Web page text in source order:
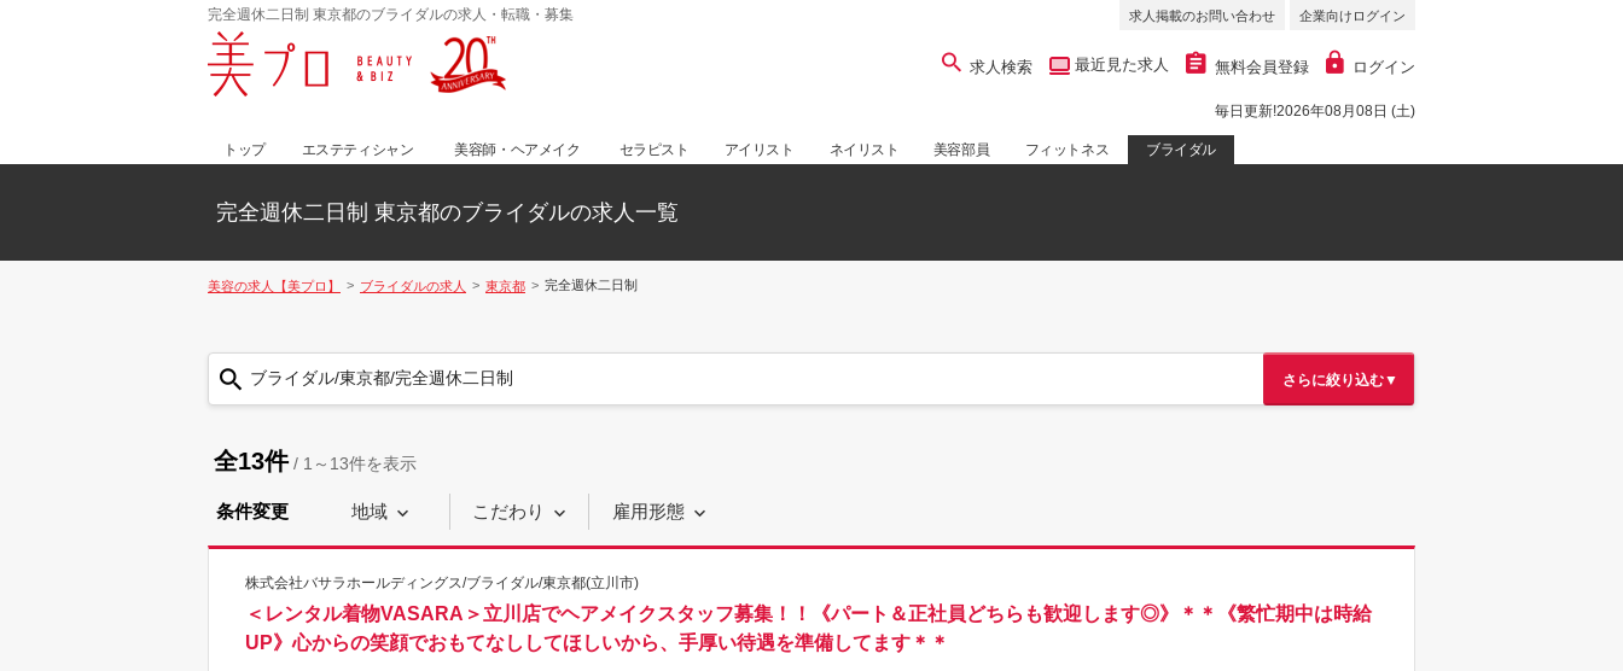
完全週休二日制 東京都のブライダルの求人・転職・募集 求人掲載のお問い合わせ 企業向けログイン
求人検索 最近見た求人 無料会員登録 ログイン
毎日更新!2026年08月08日 (土)
トップ エステティシャン 美容師・ヘアメイク セラピスト アイリスト ネイリスト 美容部員 フィットネス ブライダル
完全週休二日制 東京都のブライダルの求人一覧
美容の求人【美プロ】 ブライダルの求人 東京都 完全週休二日制
ブライダル/東京都/完全週休二日制 さらに絞り込む▼
全13件/ 1～13件を表示
条件変更 地域 こだわり 雇用形態
株式会社バサラホールディングス/ブライダル/東京都(立川市)
＜レンタル着物VASARA＞立川店でヘアメイクスタッフ募集！！《パート＆正社員どちらも歓迎します◎》＊＊《繁忙期中は時給
UP》心からの笑顔でおもてなししてほしいから、手厚い待遇を準備してます＊＊